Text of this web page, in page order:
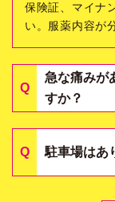
保険証、マイナ
い。服薬内容が
急な痛みが
すか？
駐車場はあ